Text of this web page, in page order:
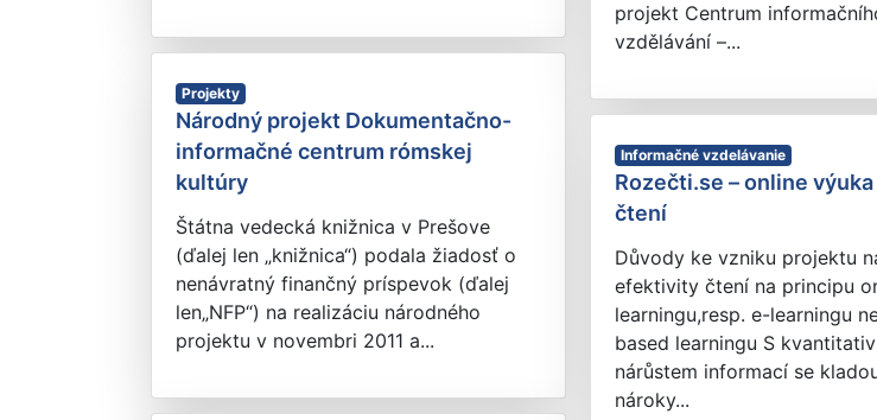
Projekty
Národný projekt Dokumentačno-
informačné centrum rómskej
kultúry
Štátna vedecká knižnica v Prešove
(ďalej len „knižnica“) podala žiadosť o
nenávratný finančný príspevok (ďalej
len„NFP“) na realizáciu národného
projektu v novembri 2011 a...
projekt Centrum
vzdělávání –...
Informačné vzdelávanie
Rozečti.se – online
čtení
Důvody ke vzniku projektu
efektivity čtení na principu
learningu,resp. e-learningu
based learningu S
nárůstem informací se
nároky...